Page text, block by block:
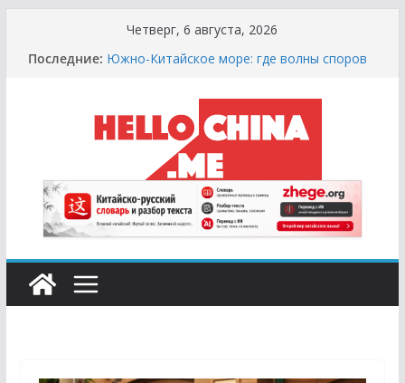
содержимому
Четверг, 6 августа, 2026
Последние: Южно-Китайское море: где волны споров
Сырная Лихорадка: Как Найти Настоящий
Сыр в Китае и не Купить «Пластиковый»
Аналог
Охота за Черным Хлебом: Путеводитель
по Русским и Европейским Пекарням в
Китае
Молочный Кризис: Почему в Китае не
Найти Творог, Сметану и Кефир (и Где
Искать Спасение?)
Счастливые Числа и Продукты-Табу: